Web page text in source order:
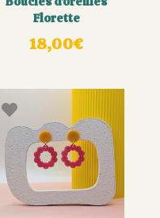
Florette
18,00€